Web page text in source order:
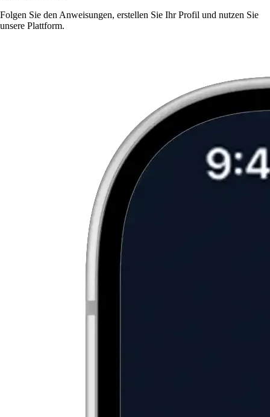
Folgen Sie den Anweisungen, erstellen Sie Ihr Profil und nutzen Sie
unsere Plattform.